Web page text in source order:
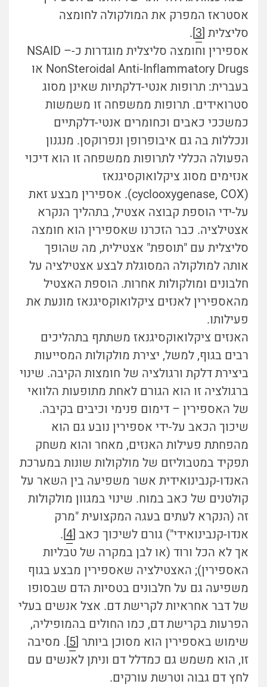
אסטראז המפרק את המולקולה לחומצה
סליצלית [3
].
אספירין וחומצה סליצלית מוגדרות כ-NSAID –
NonSteroidal Anti-Inflammatory Drugs או
בעברית: תרופות אנטי-דלקתיות שאינן מסוג
סטרואידים. תרופות ממשפחה זו משמשות
כמשככי כאבים וכחומרים אנטי-דלקתיים
ונכללות בה גם איבופרופן ונפרוקסן. מנגנון
הפעולה הכללי לתרופות ממשפחה זו הוא דיכוי
אנזימים מסוג ציקלואוקסיגנאז
(cyclooxygenase, COX). אספירין מבצע זאת
על-ידי הוספת קבוצה אצטיל, בתהליך הנקרא
אצטילציה. כבר הזכרנו שאספירין הוא חומצה
סליצלית עם "תוספת" אצטילית, מה שהופך
אותה למולקולה המסוגלת לבצע אצטילציה על
חלבונים ומולקולות אחרות. הוספת האצטיל
מהאספירין לאנזים ציקלואוקסיגנאז מונעת את
פעילותו.
האנזים ציקלואוקסיגנאז משתתף בתהליכים
רבים בגוף, למשל, יצירת מולקולות המסייעות
ביצירת דלקת ורגולציה של חומצות הקיבה. שינוי
ברגולציה זו הוא הגורם לאחת מתופעות הלוואי
של האספירין – דימום פנימי וכיבים בקיבה.
שיכוך הכאב על-ידי אספירין נובע גם הוא
מהפחתת פעילות האנזים, מאחר והוא משחק
תפקיד במטבוליזם של מולקולות שונות במערכת
האנדו-קנבינואידית אשר משפיעה בין השאר על
קולטנים של כאב במוח. שינוי במגוון מולקולות
זה (הנקרא לעתים בעגה המקצועית "מרק
אנדו-קנבינואידי") גורם לשיכוך כאב [4
].
אך לא הכל ורוד (או לבן במקרה של טבליות
האספירין); האצטילציה שאספירין מבצע בגוף
משפיעה גם על חלבונים בטסיות הדם שבסופו
של דבר אחראיות לקרישת דם. אצל אנשים בעלי
הפרעות בקרישת דם, כמו החולים בהמופיליה,
שימוש באספירין הוא מסוכן ביותר [5]. מסיבה
זו, הוא משמש גם כמדלל דם וניתן לאנשים עם
לחץ דם גבוה וטרשת עורקים.